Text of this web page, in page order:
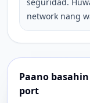
network nang
Paano
port